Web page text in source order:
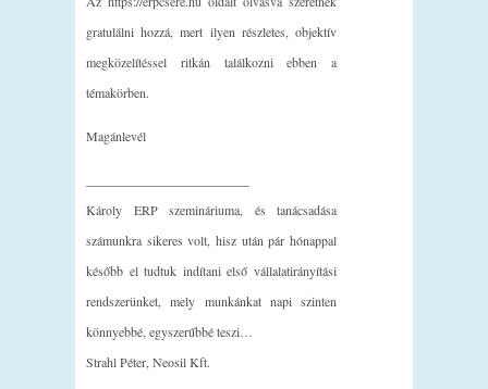
gratulálni hozzá, mert ilyen részletes, objektív
megközelítéssel ritkán találkozni ebben a
témakörben.
Magánlevél
Károly ERP szemináriuma, és tanácsadása
számunkra sikeres volt, hisz után pár hónappal
később el tudtuk indítani első vállalatirányítási
rendszerünket, mely munkánkat napi szinten
könnyebbé, egyszerűbbé teszi…
Strahl Péter, Neosil Kft.